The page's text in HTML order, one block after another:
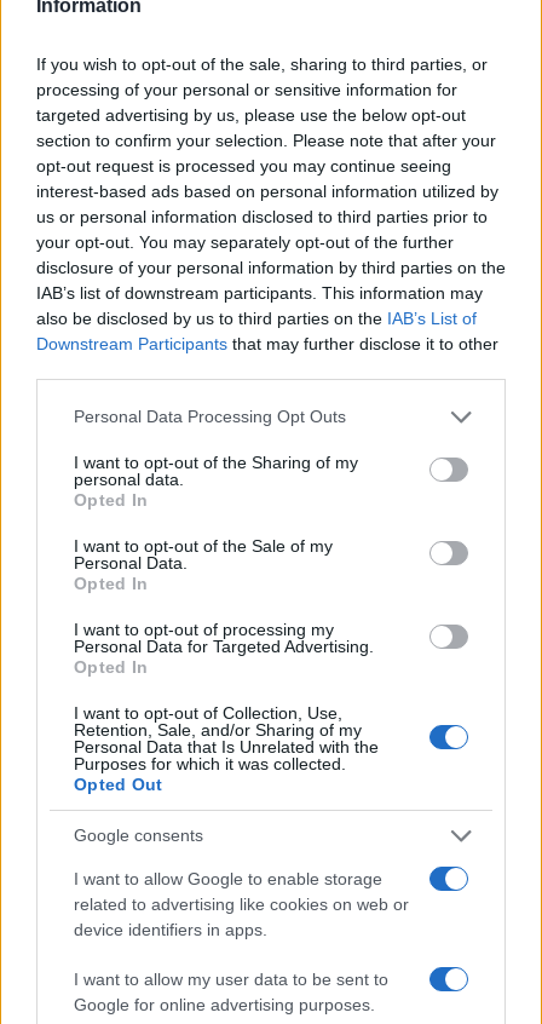
Information
If you wish to opt-out of the sale, sharing to third parties, or
processing of your personal or sensitive information for
targeted advertising by us, please use the below opt-out
section to confirm your selection. Please note that after your
opt-out request is processed you may continue seeing
interest-based ads based on personal information utilized by
us or personal information disclosed to third parties prior to
your opt-out. You may separately opt-out of the further
disclosure of your personal information by third parties on the
IAB’s list of downstream participants. This information may
also be disclosed by us to third parties on the IAB’s List of
Downstream Participants that may further disclose it to other
Please note that this website/app uses one or more Google
not limited to your visit or usage behaviour. You may click to
grant or deny consent to Google and its third-party tags to
use your data for below specified purposes in below Google
consent section.
Personal Data Processing Opt Outs
I want to opt-out of the Sharing of my
personal data.
Opted In
I want to opt-out of the Sale of my
Personal Data.
Opted In
I want to opt-out of processing my
Personal Data for Targeted Advertising.
Opted In
I want to opt-out of Collection, Use,
Retention, Sale, and/or Sharing of my
Personal Data that Is Unrelated with the
Purposes for which it was collected.
Opted Out
Google consents
I want to allow Google to enable storage
related to advertising like cookies on web or
device identifiers in apps.
I want to allow my user data to be sent to
Google for online advertising purposes.
Inviaci le tue segnalazioni,
i tuoi video e le tue foto
Su WhatsApp al numero +39
345 356 7512
Ricevi le nostre ultime news
daGoogle News
Condividi l'articolo
F
a
ce
b
o
o
k
T
it
te
r
Pi
te
st
at
A
p
p
h
a
Articolo precedente
NOTIZIE RECENTI
Delta Center